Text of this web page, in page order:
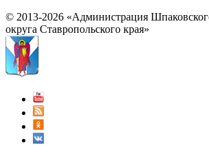
© 2013-2026 «Администрация
округа Ставропольского края»